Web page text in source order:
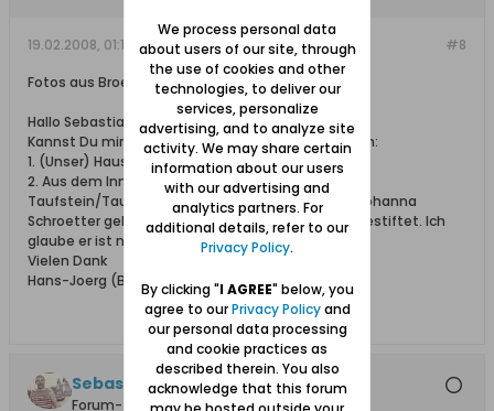
#8
19.02.2008, 01:14
Fotos aus Broesen
Hallo Sebastian
Kannst Du mir aktuelle Fotos aus Broesen schicken:
1. (Unser) Haus Nordstr.1 = UL.Polnocna 1
2. Aus dem Inneren der St.Antoniuskirche den
Taufstein/Taufbecken…..den hatte meine Oma Johanna
Schroetter geb. Kurowski beim Bau dieser Kirche gestiftet. Ich
glaube er ist noch da?
Vielen Dank
Hans-Joerg (Broesen)
Sebastian
Forum-Teilnehmer
We process personal data
about users of our site, through
the use of cookies and other
technologies, to deliver our
services, personalize
advertising, and to analyze site
activity. We may share certain
information about our users
with our advertising and
analytics partners. For
additional details, refer to our
Privacy Policy.
By clicking "I AGREE" below, you
agree to ourPrivacy Policyand
our personal data processing
and cookie practices as
described therein. You also
acknowledge that this forum